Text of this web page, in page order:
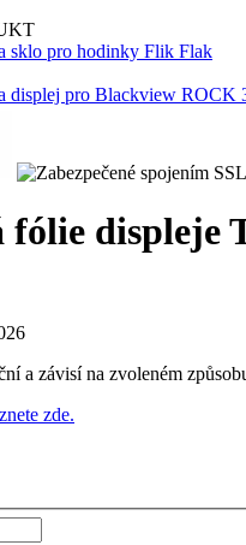
sklo pro hodinky Flik Flak
displej pro Blackview ROCK
fólie displeje
a závisí na zvoleném
zde.